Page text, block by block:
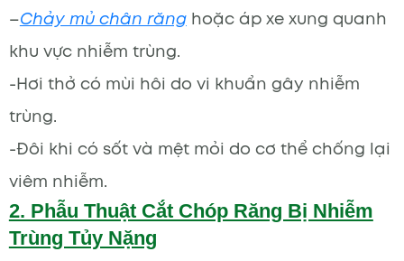
–Chảy mủ chân rănghoặc áp xe xung quanh
khu vực nhiễm trùng.
-Hơi thở có mùi hôi do vi khuẩn gây nhiễm
trùng.
-Đôi khi có sốt và mệt mỏi do cơ thể chống lại
viêm nhiễm.
2. Phẫu Thuật Cắt Chóp Răng Bị Nhiễm
Trùng Tủy Nặng